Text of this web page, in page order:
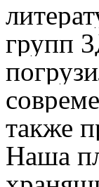
групп
также
Наша